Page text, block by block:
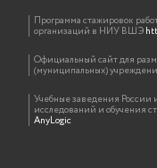
Программа стажировок
организаций в НИУ ВШЭ
Официальный сайт для
(муниципальных)
Учебные заведения России
исследований и обучения
AnyLogic